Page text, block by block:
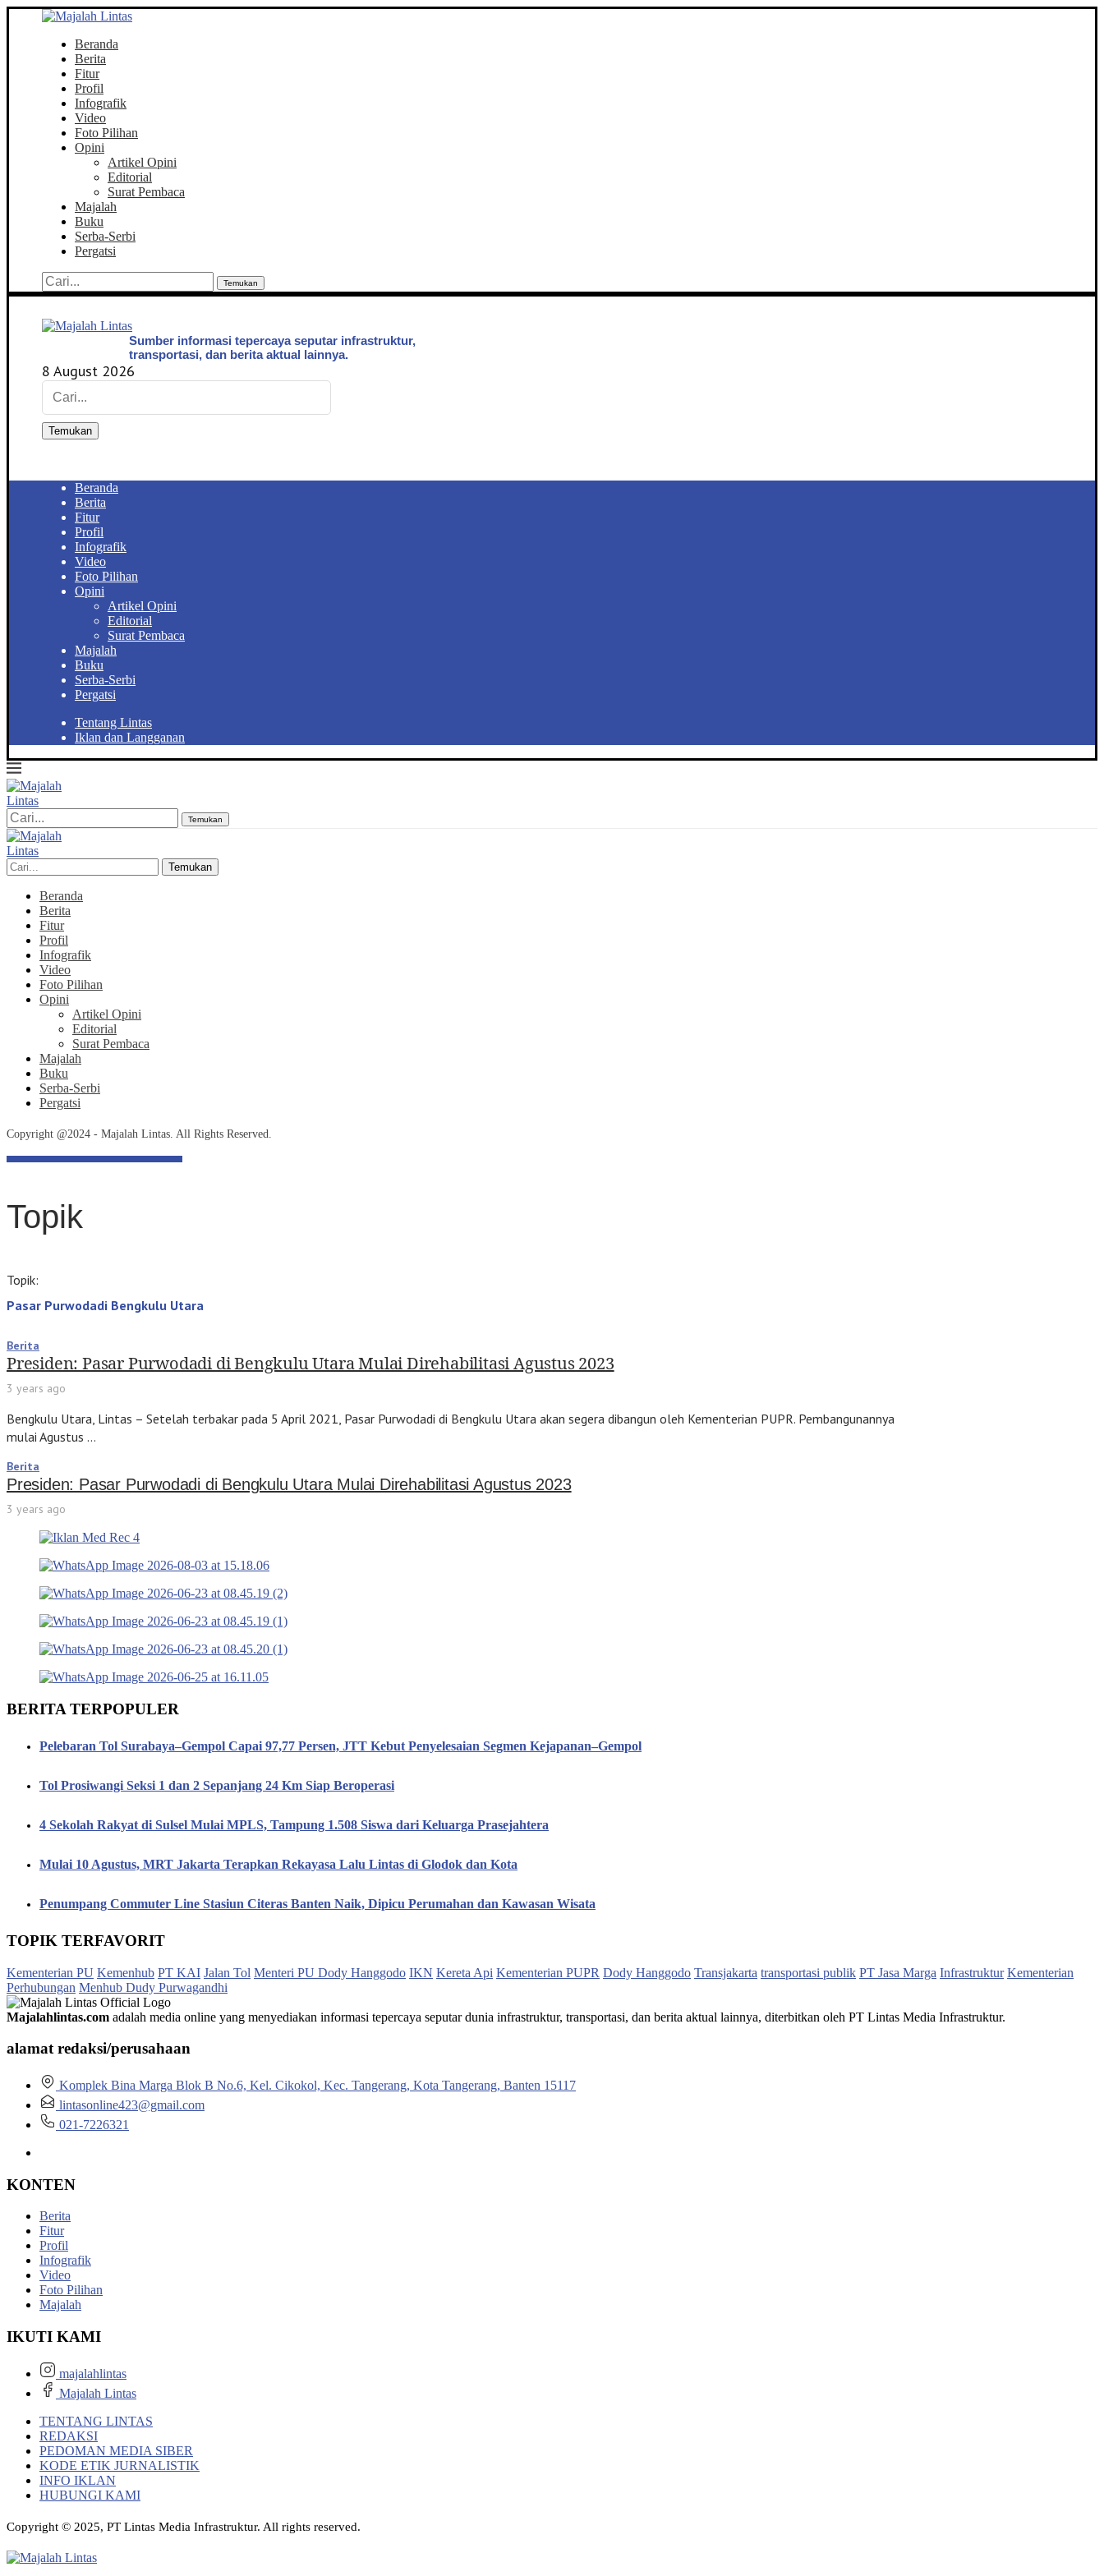
Beranda
Berita
Fitur
Profil
Infografik
Video
Foto Pilihan
Opini
Artikel Opini
Editorial
Surat Pembaca
Majalah
Buku
Serba-Serbi
Pergatsi
Temukan
Sumber informasi tepercaya seputar infrastruktur,
transportasi, dan berita aktual lainnya.
8 August 2026
Temukan
Beranda
Berita
Fitur
Profil
Infografik
Video
Foto Pilihan
Opini
Artikel Opini
Editorial
Surat Pembaca
Majalah
Buku
Serba-Serbi
Pergatsi
Tentang Lintas
Iklan dan Langganan
Temukan
Temukan
Beranda
Berita
Fitur
Profil
Infografik
Video
Foto Pilihan
Opini
Artikel Opini
Editorial
Surat Pembaca
Majalah
Buku
Serba-Serbi
Pergatsi
Copyright @2024 - Majalah Lintas. All Rights Reserved.
Topik
Topik:
Pasar Purwodadi Bengkulu Utara
Berita
Presiden: Pasar Purwodadi di Bengkulu Utara Mulai Direhabilitasi Agustus 2023
3 years ago
Bengkulu Utara, Lintas – Setelah terbakar pada 5 April 2021, Pasar Purwodadi di Bengkulu Utara akan segera dibangun oleh Kementerian PUPR. Pembangunannya
mulai Agustus …
Berita
Presiden: Pasar Purwodadi di Bengkulu Utara Mulai Direhabilitasi Agustus 2023
3 years ago
BERITA TERPOPULER
Pelebaran Tol Surabaya–Gempol Capai 97,77 Persen, JTT Kebut Penyelesaian Segmen Kejapanan–Gempol
Tol Prosiwangi Seksi 1 dan 2 Sepanjang 24 Km Siap Beroperasi
4 Sekolah Rakyat di Sulsel Mulai MPLS, Tampung 1.508 Siswa dari Keluarga Prasejahtera
Mulai 10 Agustus, MRT Jakarta Terapkan Rekayasa Lalu Lintas di Glodok dan Kota
Penumpang Commuter Line Stasiun Citeras Banten Naik, Dipicu Perumahan dan Kawasan Wisata
TOPIK TERFAVORIT
Kementerian PU Kemenhub PT KAI Jalan Tol Menteri PU Dody Hanggodo IKN Kereta Api Kementerian PUPR Dody Hanggodo Transjakarta transportasi publik PT Jasa Marga Infrastruktur Kementerian
Perhubungan Menhub Dudy Purwagandhi
Majalahlintas.com adalah media online yang menyediakan informasi tepercaya seputar dunia infrastruktur, transportasi, dan berita aktual lainnya, diterbitkan oleh PT Lintas Media Infrastruktur.
alamat redaksi/perusahaan
Komplek Bina Marga Blok B No.6, Kel. Cikokol, Kec. Tangerang, Kota Tangerang, Banten 15117
lintasonline423@gmail.com
021-7226321
KONTEN
Berita
Fitur
Profil
Infografik
Video
Foto Pilihan
Majalah
IKUTI KAMI
majalahlintas
Majalah Lintas
TENTANG LINTAS
REDAKSI
PEDOMAN MEDIA SIBER
KODE ETIK JURNALISTIK
INFO IKLAN
HUBUNGI KAMI
Copyright © 2025, PT Lintas Media Infrastruktur. All rights reserved.